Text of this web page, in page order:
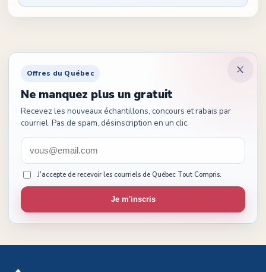
Offres du Québec
Ne manquez plus un gratuit
Recevez les nouveaux échantillons, concours et rabais par
courriel. Pas de spam, désinscription en un clic.
J'accepte de recevoir les courriels de Québec Tout Compris.
Je m'inscris